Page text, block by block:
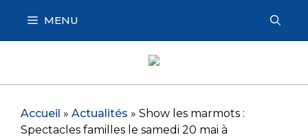
contenu
MENU
Accueil » Actualités » Show les marmots :
Spectacles familles le samedi 20 mai à